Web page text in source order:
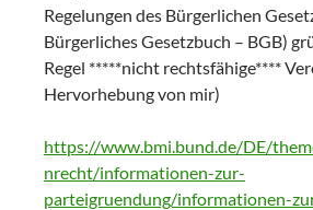
Regelungen des Bürgerlichen
Bürgerliches Gesetzbuch – BGB)
Regel *****nicht rechtsfähige****
Hervorhebung von mir)
https://www.bmi.bund.de/DE/
nrecht/informationen-zur-
parteigruendung/informationen-